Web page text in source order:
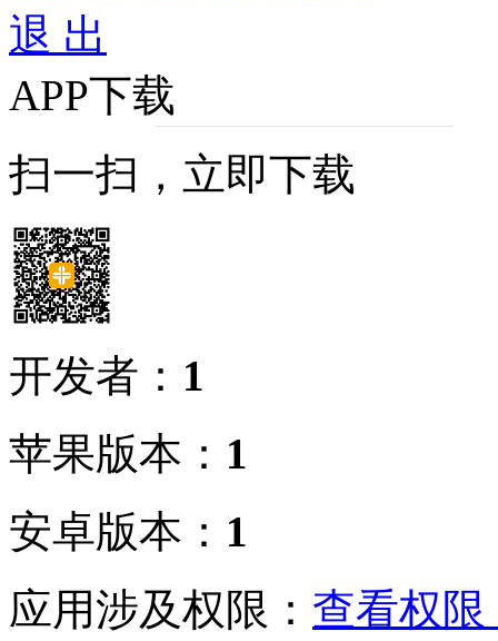
退 出
APP下载
扫一扫，立即下载
开发者： 1
苹果版本： 1
安卓版本： 1
应用涉及权限： 查看权限